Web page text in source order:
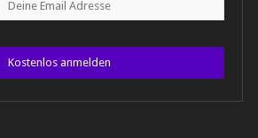
Kostenlos anmelden